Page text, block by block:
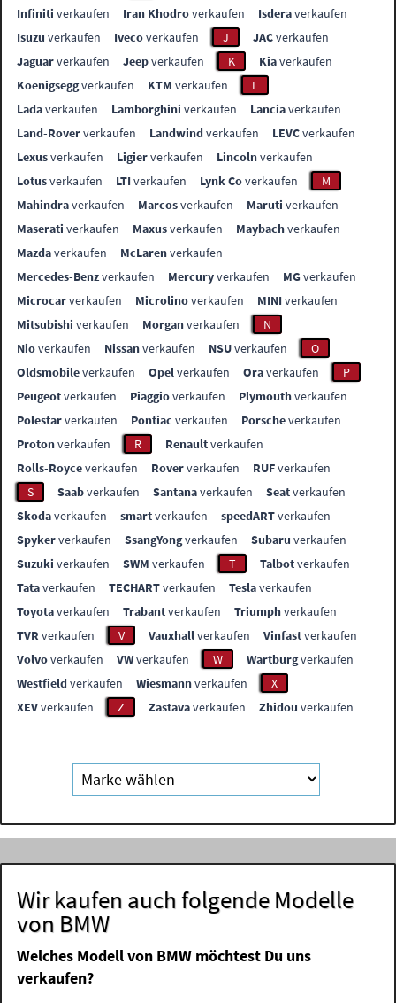
Infiniti verkaufen Iran Khodroverkaufen Isderaverkaufen
Isuzu verkaufen Ivecoverkaufen J JACverkaufen
Jaguarverkaufen Jeepverkaufen K Kiaverkaufen
Koenigseggverkaufen KTM verkaufen
L
Ladaverkaufen Lamborghini verkaufen Lanciaverkaufen
Land-Roververkaufen Landwindverkaufen LEVCverkaufen
Lexusverkaufen Ligierverkaufen Lincolnverkaufen
Lotusverkaufen LTIverkaufen Lynk Coverkaufen
M
Mahindraverkaufen Marcosverkaufen Maruti verkaufen
Maserati verkaufen Maxusverkaufen Maybachverkaufen
Mazdaverkaufen McLarenverkaufen
Mercedes-Benzverkaufen Mercuryverkaufen MGverkaufen
Microcarverkaufen Microlinoverkaufen MINIverkaufen
Mitsubishi verkaufen Morganverkaufen
N
Nioverkaufen Nissanverkaufen NSUverkaufen
O
Oldsmobileverkaufen Opelverkaufen Oraverkaufen
P
Peugeotverkaufen Piaggioverkaufen Plymouthverkaufen
Polestarverkaufen Pontiac verkaufen Porscheverkaufen
Protonverkaufen R Renaultverkaufen
Rolls-Royceverkaufen Roververkaufen RUFverkaufen
S
Saabverkaufen Santanaverkaufen Seatverkaufen
Skodaverkaufen smartverkaufen speedARTverkaufen
Spykerverkaufen SsangYongverkaufen Subaru verkaufen
Suzuki verkaufen SWM verkaufen T Talbotverkaufen
Tataverkaufen TECHARTverkaufen Teslaverkaufen
Toyotaverkaufen Trabantverkaufen Triumphverkaufen
TVR verkaufen V Vauxhallverkaufen Vinfastverkaufen
Volvoverkaufen VWverkaufen W Wartburgverkaufen
Westfieldverkaufen Wiesmannverkaufen
X
XEVverkaufen Z Zastavaverkaufen Zhidou verkaufen
Wir kaufen auch folgende Modelle
von BMW
Welches Modell von BMW möchtest Du uns
verkaufen?